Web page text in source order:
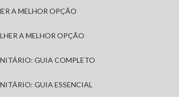
A MELHOR OPÇÃO
A MELHOR OPÇÃO
GUIA COMPLETO
GUIA ESSENCIAL